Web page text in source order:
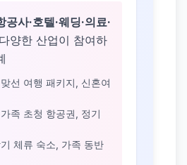
공사·호텔·웨딩·의료·
양한 산업이 참여하
선 여행 패키지, 신혼여
족 초청 항공권, 정기
체류 숙소, 가족 동반